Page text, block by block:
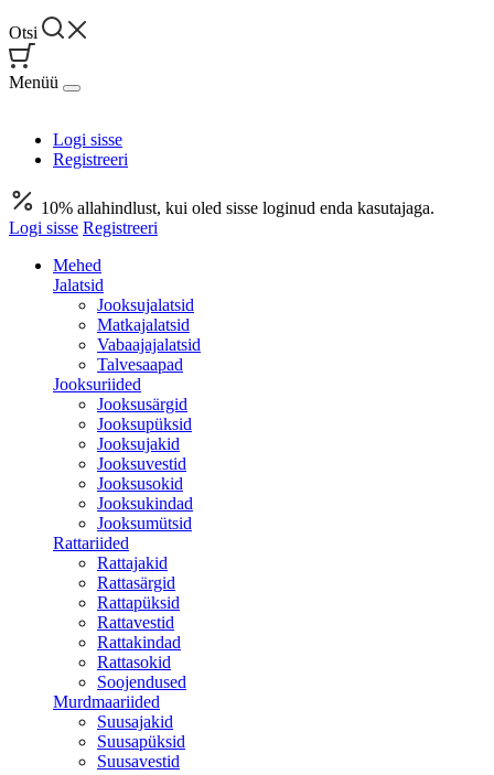
Otsi
Menüü
Logi sisse
Registreeri
10% allahindlust, kui oled sisse loginud enda kasutajaga.
Logi sisse Registreeri
Mehed
Jalatsid
Jooksujalatsid
Matkajalatsid
Vabaajajalatsid
Talvesaapad
Jooksuriided
Jooksusärgid
Jooksupüksid
Jooksujakid
Jooksuvestid
Jooksusokid
Jooksukindad
Jooksumütsid
Rattariided
Rattajakid
Rattasärgid
Rattapüksid
Rattavestid
Rattakindad
Rattasokid
Soojendused
Murdmaariided
Suusajakid
Suusapüksid
Suusavestid